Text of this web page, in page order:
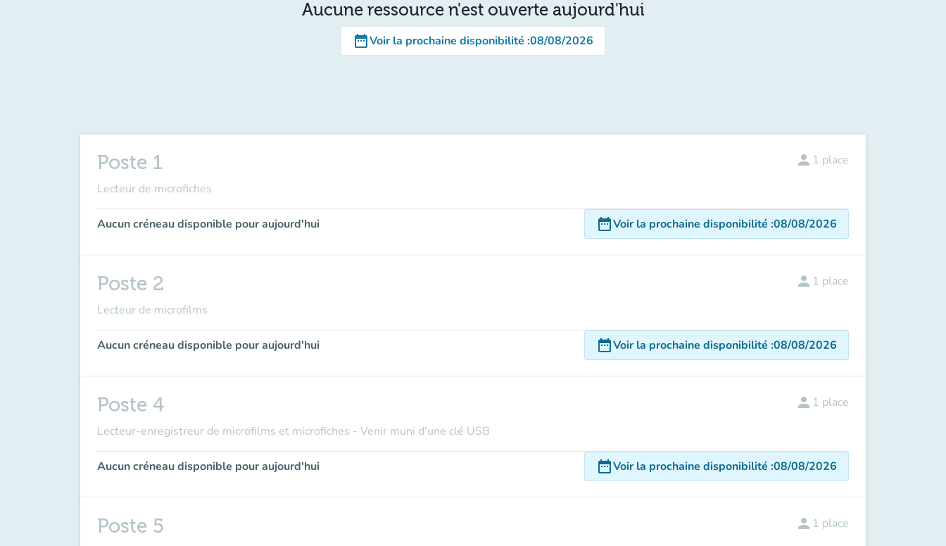
Aucune ressource n'est ouverte aujourd'hui
date_rangeVoir la prochaine disponibilité :08/08/2026
Poste 1
Lecteur de microfiches
person 1 place
Aucun créneau disponible pour aujourd'hui date_rangeVoir la prochaine disponibilité :08/08/2026
Poste 2
Lecteur de microfilms
person 1 place
Aucun créneau disponible pour aujourd'hui date_rangeVoir la prochaine disponibilité :08/08/2026
Poste 4
Lecteur-enregistreur de microfilms et microfiches - Venir muni d'une clé USB
person 1 place
Aucun créneau disponible pour aujourd'hui date_rangeVoir la prochaine disponibilité :08/08/2026
Poste 5 person 1 place